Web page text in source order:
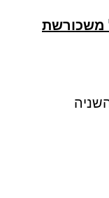
משכורשת